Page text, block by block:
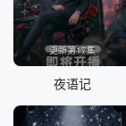
更新第17集
夜语记